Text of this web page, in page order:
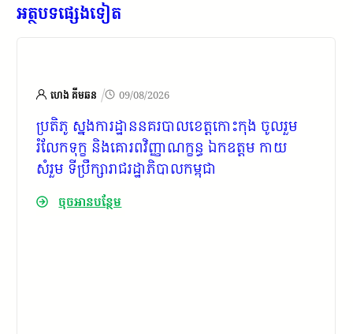
អត្ថបទផ្សេងទៀត
ហេង គីមឆន / 09/08/2026
ប្រតិភូ ស្នងការដ្ឋាននគរបាលខេត្តកោះកុង ចូលរួម
រំលែកទុក្ខ និងគោរពវិញ្ញាណក្ខន្ធ ឯកឧត្តម កាយ
សំរួម ទីប្រឹក្សារាជរដ្ឋាភិបាលកម្ពុជា
ចុចអានបន្ថែម